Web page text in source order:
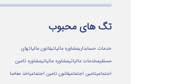
تگ های محبوب
خدمات حسابداریمشاوره مالیاتیقانون مالیاتهای
مستقیمخدمات مالیاتیمشاوره مالياتيمشاوره تامین
اجتماعیتامین اجتماعیقانون تامین اجتماعیاخذ مفاصا